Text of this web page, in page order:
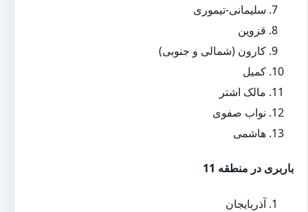
سلیمانی-تیموری
قزوین
کارون (شمالی و جنوبی)
کمیل
مالک اشتر
نواب صفوی
هاشمی
باربری در منطقه 11
آذربایجان